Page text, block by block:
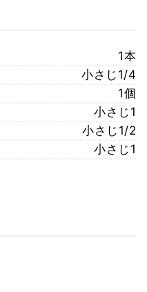
1本
小さじ1/4
1個
小さじ1
小さじ1/2
小さじ1